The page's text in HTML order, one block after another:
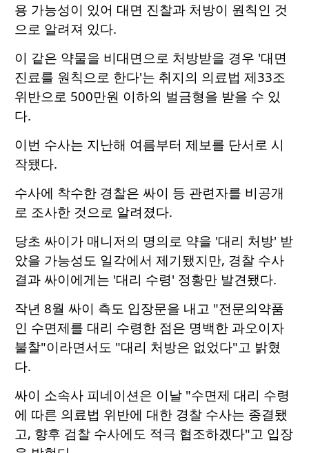
용 가능성이 있어 대면 진찰과 처방이 원칙인 것
으로 알려져 있다.
이 같은 약물을 비대면으로 처방받을 경우 '대면
진료를 원칙으로 한다'는 취지의 의료법 제33조
위반으로 500만원 이하의 벌금형을 받을 수 있
다.
이번 수사는 지난해 여름부터 제보를 단서로 시
작됐다.
수사에 착수한 경찰은 싸이 등 관련자를 비공개
로 조사한 것으로 알려졌다.
당초 싸이가 매니저의 명의로 약을 '대리 처방' 받
았을 가능성도 일각에서 제기됐지만, 경찰 수사
결과 싸이에게는 '대리 수령' 정황만 발견됐다.
작년 8월 싸이 측도 입장문을 내고 "전문의약품
인 수면제를 대리 수령한 점은 명백한 과오이자
불찰"이라면서도 "대리 처방은 없었다"고 밝혔
다.
싸이 소속사 피네이션은 이날 "수면제 대리 수령
에 따른 의료법 위반에 대한 경찰 수사는 종결됐
고, 향후 검찰 수사에도 적극 협조하겠다"고 입장